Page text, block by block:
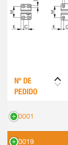
Nº DE
PEDIDO
90001
90019